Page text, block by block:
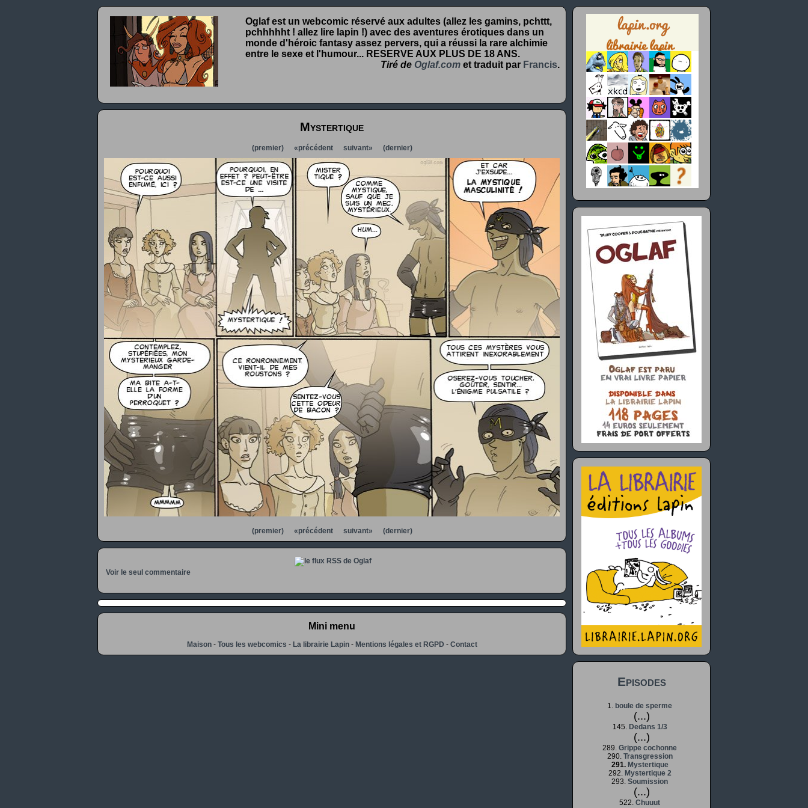
Oglaf est un webcomic réservé aux adultes (allez les gamins, pchttt,
pchhhhht ! allez lire lapin !) avec des aventures érotiques dans un
monde d'héroic fantasy assez pervers, qui a réussi la rare alchimie
entre le sexe et l'humour... RESERVE AUX PLUS DE 18 ANS.
Tiré de Oglaf.com et traduit par Francis.
Mystertique
(premier) «précédent suivant» (dernier)
(premier) «précédent suivant» (dernier)
Voir le seul commentaire
Mini menu
Maison- Tous les webcomics - La librairie Lapin- Mentions légales et RGPD - Contact
Episodes
1. boule de sperme
(...)
145. Dedans 1/3
(...)
289. Grippe cochonne
290. Transgression
291. Mystertique
292. Mystertique 2
293. Soumission
(...)
522. Chuuut